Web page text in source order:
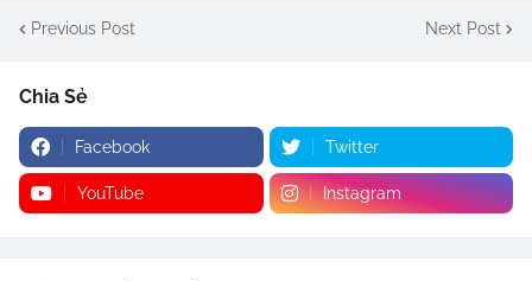
Previous Post Next Post
Chia Sẻ
Facebook Twitter
YouTube Instagram